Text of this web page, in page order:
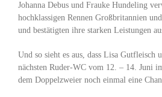
Johanna Debus und Frauke Hundeling
hochklassigen Rennen Großbritannien
und bestätigten ihre starken Leistungen
Und so sieht es aus, dass Lisa Gutfleisch
nächsten Ruder-WC vom 12. – 14. Juni
dem Doppelzweier noch einmal eine